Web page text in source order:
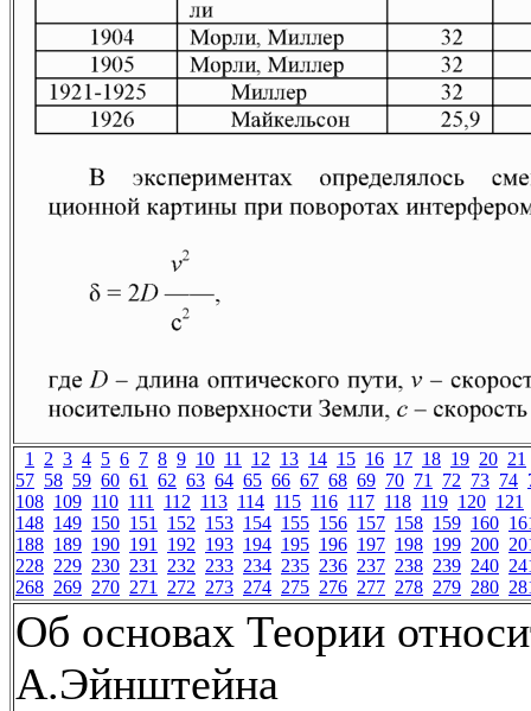
1 2 3 4 5 6 7 8 9 10 11 12 13 14 15 16 17 18 19 20 21
57 58 59 60 61 62 63 64 65 66 67 68 69 70 71 72 73 74
108 109 110 111 112 113 114 115 116 117 118 119 120 121
148 149 150 151 152 153 154 155 156 157 158 159 160
188 189 190 191 192 193 194 195 196 197 198 199 200
228 229 230 231 232 233 234 235 236 237 238 239 240
268 269 270 271 272 273 274 275 276 277 278 279 280
Об основах Теории
А.Эйнштейна